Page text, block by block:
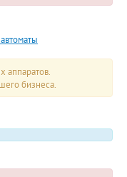
аппаратов.
бизнеса.